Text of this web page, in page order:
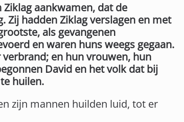
aankwamen, dat de
Zij hadden Ziklag verslagen en met
als gevangenen
en waren huns weegs gegaan.
en hun vrouwen, hun
David en het volk dat bij
huilen.
zijn mannen huilden luid, tot er